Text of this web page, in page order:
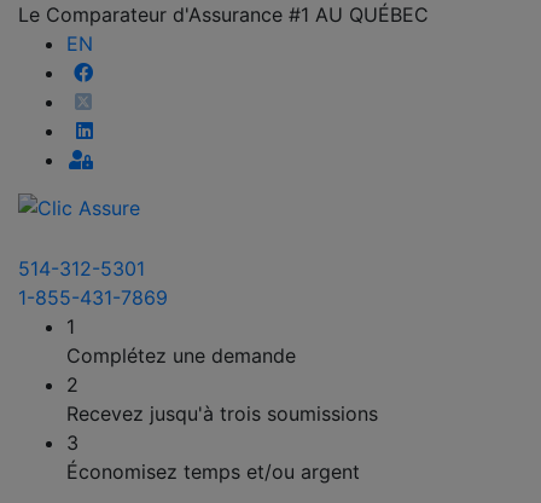
Le Comparateur d'Assurance #1 AU QUÉBEC
EN
514-312-5301
1-855-431-7869
1
Complétez une demande
2
Recevez jusqu'à trois soumissions
3
Économisez temps et/ou argent